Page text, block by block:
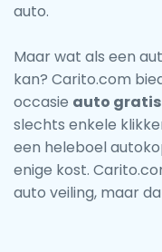
auto.
Maar wat als een
kan? Carito.com
occasie auto
slechts enkele
een heleboel
enige kost.
auto veiling, maar